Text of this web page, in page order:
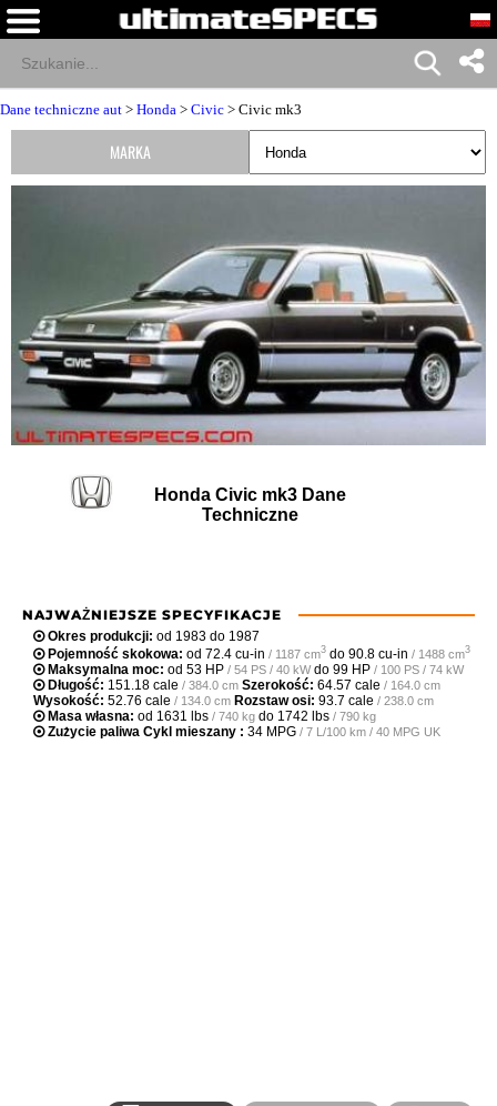
Dane techniczne aut > Honda > Civic > Civic mk3
Honda Civic mk3 Dane
Techniczne
NAJWAŻNIEJSZE SPECYFIKACJE
Okres produkcji: od 1983 do 1987
Pojemność skokowa: od 72.4 cu-in / 1187 cm3 do 90.8 cu-in / 1488 cm3
Maksymalna moc: od 53 HP / 54 PS / 40 kWdo 99 HP / 100 PS / 74 kW
Długość: 151.18 cale / 384.0 cm Szerokość: 64.57 cale / 164.0 cm
Wysokość: 52.76 cale / 134.0 cm Rozstaw osi: 93.7 cale / 238.0 cm
Masa własna: od 1631 lbs / 740 kg do 1742 lbs / 790 kg
Zużycie paliwa Cykl mieszany : 34 MPG / 7 L/100 km / 40 MPG UK
MARKA